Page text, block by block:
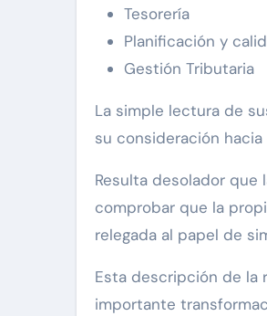
Tesorería
Planificación y
Gestión Tributaria
La simple lectura de
su consideración
Resulta desolador
comprobar que la
relegada al papel de
Esta descripción de la
importante